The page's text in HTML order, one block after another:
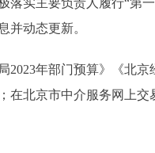
落实主要负责人履行“第
并动态更新。
年部门预算》《北京
北京市中介服务网上